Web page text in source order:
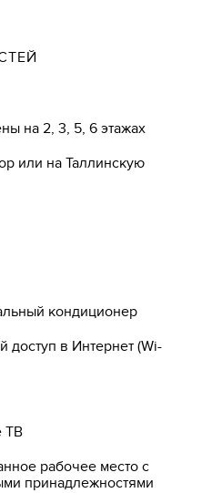
на 2, 3, 5, 6 этажах
или на Таллинскую
кондиционер
доступ в Интернет (Wi-
ТВ
рабочее место с
принадлежностями